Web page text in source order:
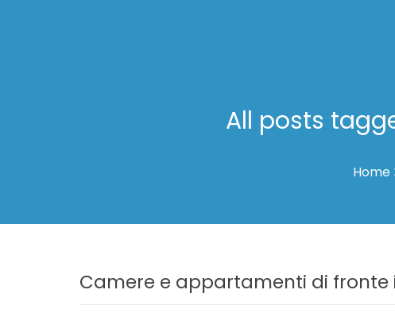
All posts
Home
Camere e appartamenti di fronte